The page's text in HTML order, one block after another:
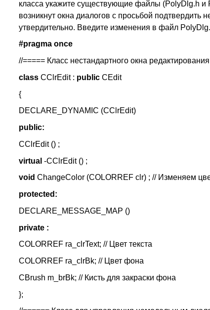
класса укажите существующие файлы (PolyDlg.h и
возникнут окна диалогов с просьбой
утвердительно. Введите изменения в файл
#pragma once
//===== Класс нестандартного окна редактирования
class CClrEdit : public CEdit
{
DECLARE_DYNAMIC (CClrEdit)
public:
CClrEdit () ;
virtual -CClrEdit () ;
void ChangeColor (COLORREF clr) ; // Изменяем
protected:
DECLARE_MESSAGE_MAP ()
private :
COLORREF ra_clrText; // Цвет текста
COLORREF ra_clrBk; // Цвет фона
CBrush m_brBk; // Кисть для закраски фона
};